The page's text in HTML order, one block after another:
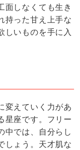
面しなくても生き
持った甘え上手な
しいものを手に入
変えていく力があ
星座です。フリー
中では、自分らし
しょう。天才肌な